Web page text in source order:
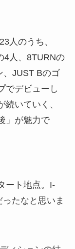
人のうち、
4人、8TURNの
、JUST Bのゴ
でデビューし
いていく、
」が魅力で
ート地点。I-
たなと思いま